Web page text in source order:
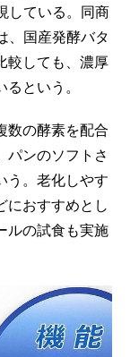
している。同商
、国産発酵バタ
較しても、濃厚
という。
数の酵素を配合
パンのソフトさ
う。老化しやす
におすすめとし
ルの試食も実施